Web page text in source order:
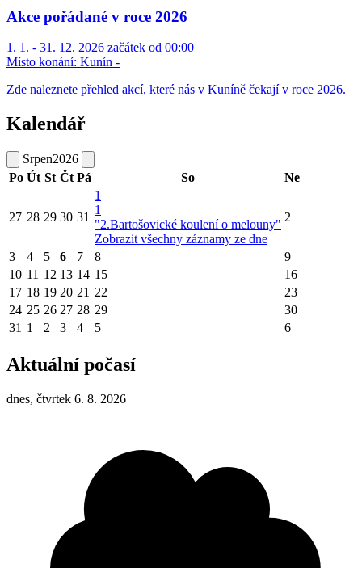
Akce pořádané v roce 2026
1. 1. - 31. 12. 2026 začátek od 00:00
Místo konání: Kunín -
Zde naleznete přehled akcí, které nás v Kuníně čekají v roce 2026.
Kalendář
Srpen2026
Po Út St Čt Pá So Ne
27 28 29 30 31
1
1
"2.Bartošovické koulení o melouny"
Zobrazit všechny záznamy ze dne
2
3 4 5 6 7 8
9
10 11 12 13 14 15
16
17 18 19 20 21 22
23
24 25 26 27 28 29
30
31 1 2 3 4 5 6
Aktuální počasí
dnes, čtvrtek 6. 8. 2026